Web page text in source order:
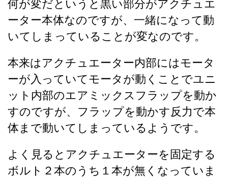
何が変だというと黒い部分がアクチュエ
ーター本体なのですが、一緒になって動
いてしまっていることが変なのです。
本来はアクチュエーター内部にはモータ
ーが入っていてモータが動くことでユニ
ット内部のエアミックスフラップを動か
すのですが、フラップを動かす反力で本
体まで動いてしまっているようです。
よく見るとアクチュエーターを固定する
ボルト２本のうち１本が無くなっていま